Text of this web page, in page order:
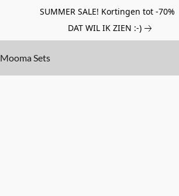
SUMMER SALE! Kortingen tot -70%
DAT WIL IK ZIEN :-)
Mooma Sets